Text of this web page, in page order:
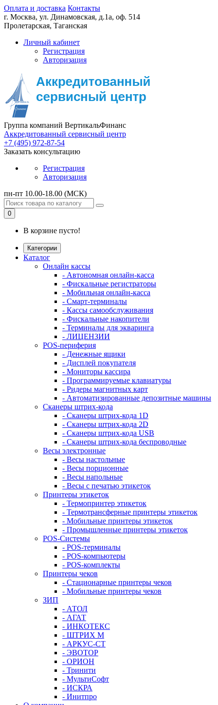
Оплата и доставка Контакты
г. Москва, ул. Динамовская, д.1а, оф. 514
Пролетарская, Таганская
Личный кабинет
Регистрация
Авторизация
Группа компаний ВертикальФинанс
Аккредитованный сервисный центр
+7 (495) 972-87-54
Заказать консультацию
Регистрация
Авторизация
пн-пт 10.00-18.00 (МСК)
0
В корзине пусто!
Категории
Каталог
Онлайн кассы
- Автономная онлайн-касса
- Фискальные регистраторы
- Мобильная онлайн-касса
- Смарт-терминалы
- Кассы самообслуживания
- Фискальные накопители
- Терминалы для экваринга
- ЛИЦЕНЗИИ
POS-периферия
- Денежные ящики
- Дисплей покупателя
- Мониторы кассира
- Программируемые клавиатуры
- Ридеры магнитных карт
- Автоматизированные депозитные машины
Сканеры штрих-кода
- Сканеры штрих-кода 1D
- Сканеры штрих-кода 2D
- Сканеры штрих-кода USB
- Сканеры штрих-кода беспроводные
Весы электронные
- Весы настольные
- Весы порционные
- Весы напольные
- Весы с печатью этикеток
Принтеры этикеток
- Термопринтер этикеток
- Термотрансферные принтеры этикеток
- Мобильные принтеры этикеток
- Промышленные принтеры этикеток
POS-Системы
- POS-терминалы
- POS-компьютеры
- POS-комплекты
Принтеры чеков
- Стационарные принтеры чеков
- Мобильные принтеры чеков
ЗИП
- АТОЛ
- АГАТ
- ИНКОТЕКС
- ШТРИХ М
- АРКУС-СТ
- ЭВОТОР
- ОРИОН
- Тринити
- МультиСофт
- ИСКРА
- Инитпро